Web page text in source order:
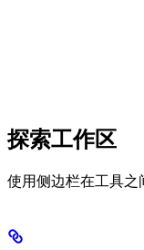
探索工作区
使用侧边栏在工具之